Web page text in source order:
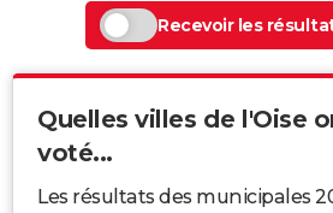
Recevoir les
Quelles villes de l'Oise
voté...
Les résultats des municipales